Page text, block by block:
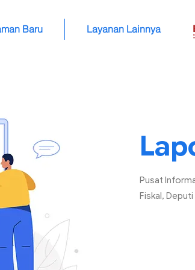
Baru Layanan Lainnya
Pusat
Fiskal,